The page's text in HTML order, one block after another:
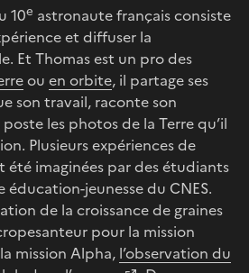
10e astronaute français consiste
et diffuser la
Et Thomas est un pro des
ou en orbite, il partage ses
son travail, raconte son
les photos de la Terre qu’il
Plusieurs expériences de
été imaginées par des étudiants
éducation-jeunesse du CNES.
de la croissance de graines
pour la mission
mission Alpha, l’observation du